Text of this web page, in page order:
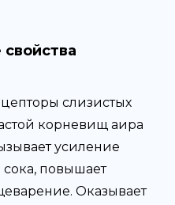
слизистых
корневищ аира
усиление
повышает
Оказывает